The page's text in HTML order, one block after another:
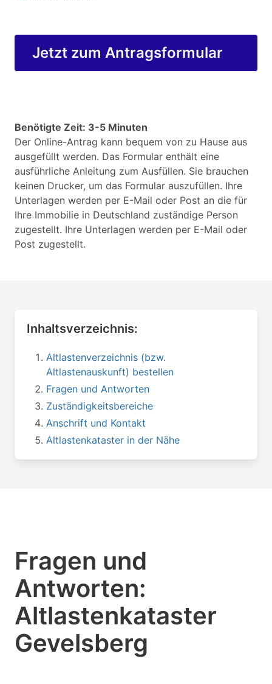
Jetzt zum Antragsformular
Benötigte Zeit: 3-5 Minuten
Der Online-Antrag kann bequem von zu Hause aus
ausgefüllt werden. Das Formular enthält eine
ausführliche Anleitung zum Ausfüllen. Sie brauchen
keinen Drucker, um das Formular auszufüllen. Ihre
Unterlagen werden per E-Mail oder Post an die für
Ihre Immobilie in Deutschland zuständige Person
zugestellt. Ihre Unterlagen werden per E-Mail oder
Post zugestellt.
Inhaltsverzeichnis:
Altlastenverzeichnis (bzw.
Altlastenauskunft) bestellen
Fragen und Antworten
Zuständigkeitsbereiche
Anschrift und Kontakt
Altlastenkataster in der Nähe
Fragen und
Antworten:
Altlastenkataster
Gevelsberg